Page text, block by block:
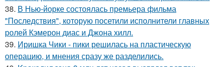
38. В Нью-йорке состоялась премьера фильма
"Последствия", которую посетили исполнители главных
ролей Кэмерон диас и Джона хилл.
39. Иришка Чики - пики решилась на пластическую
операцию, и мнения сразу же разделились.